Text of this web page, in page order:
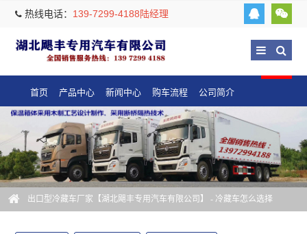
热线电话： 139-7299-4188陆经理
首页 产品中心 新闻中心 购车流程 公司简介
出口型冷藏车厂家【湖北飓丰专用汽车有限公司】 - 冷藏车怎么选择